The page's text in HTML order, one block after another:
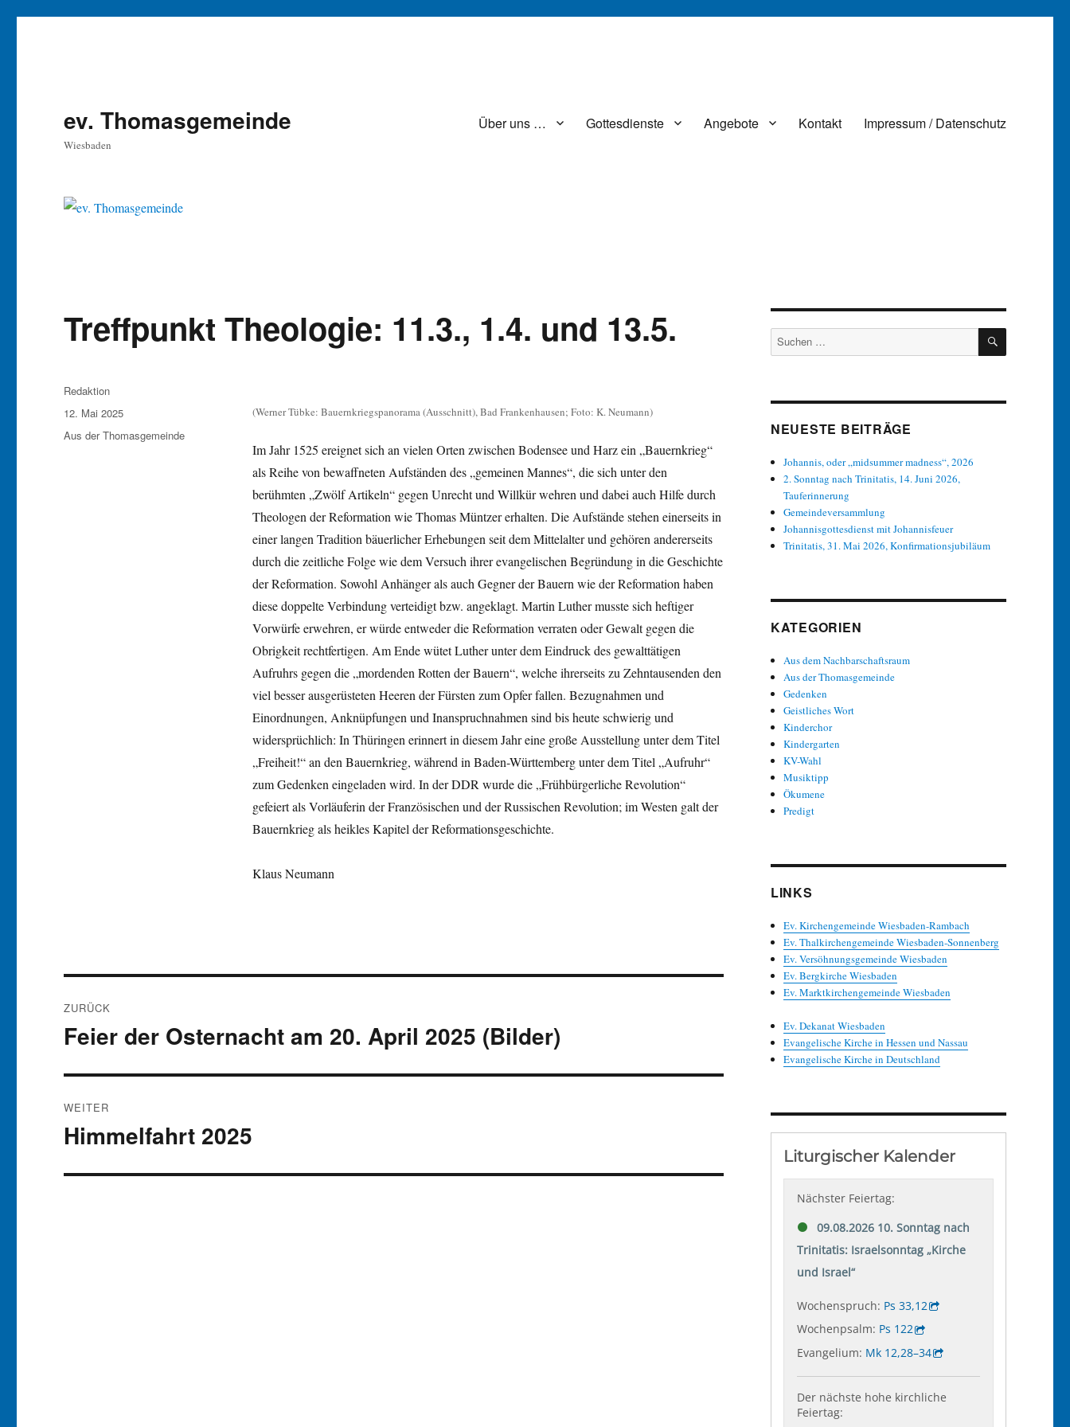
ev. Thomasgemeinde
Wiesbaden
Über uns … Gottesdienste Angebote Kontakt Impressum / Datenschutz
Treffpunkt Theologie: 11.3., 1.4. und 13.5.
(Werner Tübke: Bauernkriegspanorama (Ausschnitt), Bad Frankenhausen; Foto: K. Neumann)
Im Jahr 1525 ereignet sich an vielen Orten zwischen Bodensee und Harz ein „Bauernkrieg“
als Reihe von bewaffneten Aufständen des „gemeinen Mannes“, die sich unter den
berühmten „Zwölf Artikeln“ gegen Unrecht und Willkür wehren und dabei auch Hilfe durch
Theologen der Reformation wie Thomas Müntzer erhalten. Die Aufstände stehen einerseits in
einer langen Tradition bäuerlicher Erhebungen seit dem Mittelalter und gehören andererseits
durch die zeitliche Folge wie dem Versuch ihrer evangelischen Begründung in die Geschichte
der Reformation. Sowohl Anhänger als auch Gegner der Bauern wie der Reformation haben
diese doppelte Verbindung verteidigt bzw. angeklagt. Martin Luther musste sich heftiger
Vorwürfe erwehren, er würde entweder die Reformation verraten oder Gewalt gegen die
Obrigkeit rechtfertigen. Am Ende wütet Luther unter dem Eindruck des gewalttätigen
Aufruhrs gegen die „mordenden Rotten der Bauern“, welche ihrerseits zu Zehntausenden den
viel besser ausgerüsteten Heeren der Fürsten zum Opfer fallen. Bezugnahmen und
Einordnungen, Anknüpfungen und Inanspruchnahmen sind bis heute schwierig und
widersprüchlich: In Thüringen erinnert in diesem Jahr eine große Ausstellung unter dem Titel
„Freiheit!“ an den Bauernkrieg, während in Baden-Württemberg unter dem Titel „Aufruhr“
zum Gedenken eingeladen wird. In der DDR wurde die „Frühbürgerliche Revolution“
gefeiert als Vorläuferin der Französischen und der Russischen Revolution; im Westen galt der
Bauernkrieg als heikles Kapitel der Reformationsgeschichte.
Klaus Neumann
Autor
Redaktion
Veröffentlicht
am
12. Mai 2025
Kategorien
Aus der Thomasgemeinde
ZURÜCK
Vorheriger
Feier der Osternacht am 20. April 2025 (Bilder)
WEITER
Nächster
Himmelfahrt 2025
Suchen
nach:
SUCHEN
NEUESTE BEITRÄGE
Johannis, oder „midsummer madness“, 2026
2. Sonntag nach Trinitatis, 14. Juni 2026,
Tauferinnerung
Gemeindeversammlung
Johannisgottesdienst mit Johannisfeuer
Trinitatis, 31. Mai 2026, Konfirmationsjubiläum
KATEGORIEN
Aus dem Nachbarschaftsraum
Aus der Thomasgemeinde
Gedenken
Geistliches Wort
Kinderchor
Kindergarten
KV-Wahl
Musiktipp
Ökumene
Predigt
LINKS
Ev. Kirchengemeinde Wiesbaden-Rambach
Ev. Thalkirchengemeinde Wiesbaden-Sonnenberg
Ev. Versöhnungsgemeinde Wiesbaden
Ev. Bergkirche Wiesbaden
Ev. Marktkirchengemeinde Wiesbaden
Ev. Dekanat Wiesbaden
Evangelische Kirche in Hessen und Nassau
Evangelische Kirche in Deutschland